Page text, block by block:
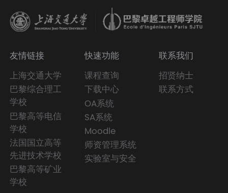
友情链接
上海交通大学
巴黎综合理工
学校
巴黎高等电信
学校
法国国立高等
先进技术学校
巴黎高等矿业
学校
快速功能
课程查询
下载中心
OA系统
SA系统
Moodle
师资管理系统
实验室与安全
联系我们
招贤纳士
联系方式